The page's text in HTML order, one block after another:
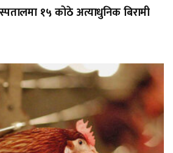
१५ कोठे अत्याधुनिक बिरामी